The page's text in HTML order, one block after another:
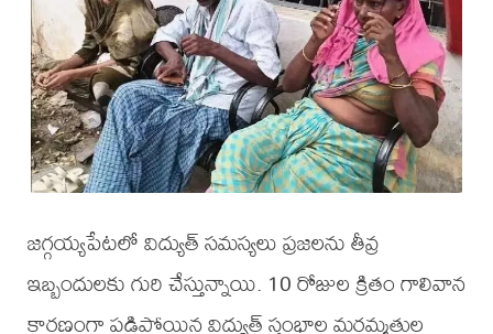
జగ్గయ్యపేటలో విద్యుత్ సమస్యలు ప్రజలను తీవ్ర
ఇబ్బందులకు గురి చేస్తున్నాయి. 10 రోజుల క్రితం గాలివాన
కారణంగా పడిపోయిన విద్యుత్ స్తంభాల మరమ్మతుల